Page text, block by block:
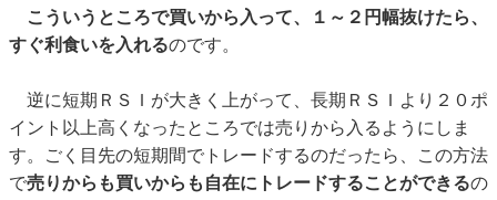
こういうところで買いから入って、１～２円幅抜けたら、
すぐ利食いを入れるのです。
逆に短期ＲＳＩが大きく上がって、長期ＲＳＩより２０ポ
イント以上高くなったところでは売りから入るようにしま
す。ごく目先の短期間でトレードするのだったら、この方法
で売りからも買いからも自在にトレードすることができるの